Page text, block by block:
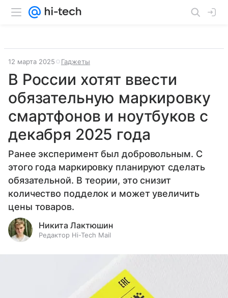
12 марта 2025 Гаджеты
В России хотят ввести
обязательную маркировку
смартфонов и ноутбуков с
декабря 2025 года
Ранее эксперимент был добровольным. С
этого года маркировку планируют сделать
обязательной. В теории, это снизит
количество подделок и может увеличить
цены товаров.
Никита Лактюшин
Редактор Hi-Tech Mail